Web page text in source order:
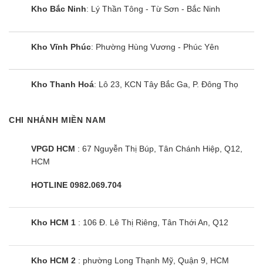
Kho Bắc Ninh: Lý Thần Tông - Từ Sơn - Bắc Ninh
Kho Vĩnh Phúc: Phường Hùng Vương - Phúc Yên
Kho Thanh Hoá: Lô 23, KCN Tây Bắc Ga, P. Đông Thọ
CHI NHÁNH MIỀN NAM
VPGD HCM : 67 Nguyễn Thị Búp, Tân Chánh Hiệp, Q12,
HCM
HOTLINE 0982.069.704
Kho HCM 1 : 106 Đ. Lê Thị Riêng, Tân Thới An, Q12
Kho HCM 2 : phường Long Thạnh Mỹ, Quận 9, HCM